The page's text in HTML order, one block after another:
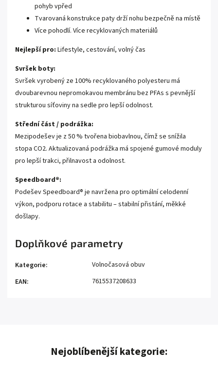
pohyb vpřed
Tvarovaná konstrukce paty drží nohu bezpečně na místě
Více pohodlí. Více recyklovaných materiálů
Nejlepší pro: Lifestyle, cestování, volný čas
Svršek boty:
Svršek vyrobený ze 100% recyklovaného polyesteru má
dvoubarevnou nepromokavou membránu bez PFAs s pevnější
strukturou síťoviny na sedle pro lepší odolnost.
Střední část / podrážka:
Mezipodešev je z 50 % tvořena biobavlnou, čímž se snížila
stopa CO2. Aktualizovaná podrážka má spojené gumové moduly
pro lepší trakci, přilnavost a odolnost.
Speedboard®:
Podešev Speedboard® je navržena pro optimální celodenní
výkon, podporu rotace a stabilitu – stabilní přistání, měkké
došlapy.
Doplňkové parametry
Kategorie:
Volnočasová obuv
EAN: 7615537208633
Nejoblíbenější kategorie: